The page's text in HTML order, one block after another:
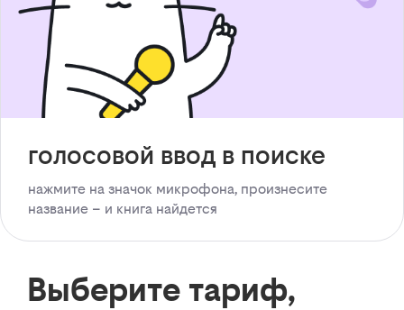
голосовой ввод в поиске
нажмите на значок микрофона, произнесите
название – и книга найдется
Выберите тариф,